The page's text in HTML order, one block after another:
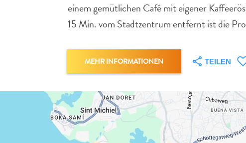
einem gemütlichen Café mit eigener
15 Min. vom Stadtzentrum entfernt ist die
MEHR INFORMATIONEN TEILEN